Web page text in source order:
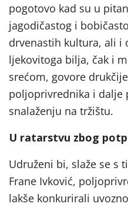
pogotovo kad su u
jagodičastog i
drvenastih kultura, ali i
ljekovitoga bilja, čak i
srećom, govore
poljoprivrednika i dalje
snalaženju na tržištu.
U ratarstvu zbog
Udruženi bi, slaže se s
Frane Ivković,
lakše konkurirali